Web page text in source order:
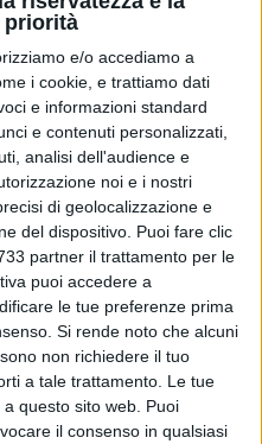
priorità
e/o accediamo a
i cookie, e trattiamo dati
e informazioni standard
e contenuti personalizzati,
analisi dell'audience e
noi e i nostri
di geolocalizzazione e
del dispositivo. Puoi fare clic
partner il trattamento per le
puoi accedere a
le tue preferenze prima
Si rende noto che alcuni
non richiedere il tuo
a tale trattamento. Le tue
questo sito web. Puoi
il consenso in qualsiasi
cominciato a studiare flauto
Mastropirro, vivendo
Al termine del
per la musica l'ha
di Bari al fine di
allo studio
di Bisceglie. Nel 2011 il
in campo musicale,
al Conservatorio di Bari,
ovvero lo studio del canto
tuttora sua insegnante.
anni nell'orchestra
di Trani.